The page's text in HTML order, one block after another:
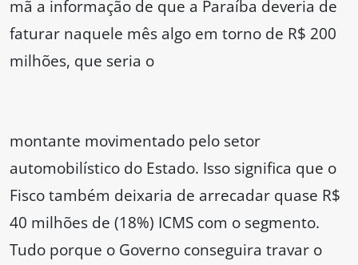
mã a informação de que a Paraíba deveria de
faturar naquele mês algo em torno de R$ 200
milhões, que seria o
montante movimentado pelo setor
automobilístico do Estado. Isso significa que o
Fisco também deixaria de arrecadar quase R$
40 milhões de (18%) ICMS com o segmento.
Tudo porque o Governo conseguira travar o